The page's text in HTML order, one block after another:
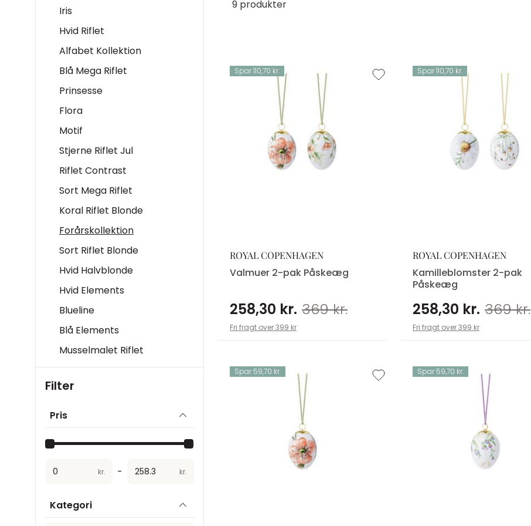
Iris
Hvid Riflet
Alfabet Kollektion
Blå Mega Riflet
Prinsesse
Flora
Motif
Stjerne Riflet Jul
Riflet Contrast
Sort Mega Riflet
Koral Riflet Blonde
Forårskollektion
Sort Riflet Blonde
Hvid Halvblonde
Hvid Elements
Blueline
Blå Elements
Musselmalet Riflet
Filter
Pris
kr. - kr.
Kategori
9 produkter
Spar 110,70 kr.
ROYAL COPENHAGEN
Valmuer 2-pak Påskeæg
258,30 kr. 369 kr.
Fri fragt over 399 kr
Spar 110,70 kr.
ROYAL COPENHAGEN
Kamilleblomster 2-pak
Påskeæg
258,30 kr. 369 kr.
Fri fragt over 399 kr
Spar 59,70 kr. Spar 59,70 kr.